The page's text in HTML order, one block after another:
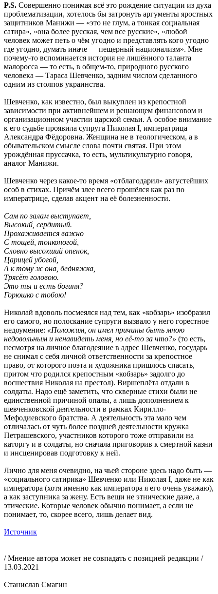
P.S. Совершенно понимая всё это рождение ситуации из духа
проблематизации, хотелось бы затронуть аргументы яростных
защитников Манижи — «это не глум, а тонкая социальная
сатира», «она более русская, чем все русские», «любой
человек может петь о чём угодно и представлять кого угодно
где угодно, думать иначе — пещерный национализм». Мне
почему-то вспоминается история не лишённого таланта
малоросса — то есть, в общем-то, природного русского
человека — Тараса Шевченко, задним числом сделанного
одним из столпов украинства.
Шевченко, как известно, был выкуплен из крепостной
зависимости при активнейшем и решающем финансовом и
организационном участии царской семьи. А особое внимание
к его судьбе проявила супруга Николая I, императрица
Александра Фёдоровна. Женщина не в теологическом, а в
обывательском смысле слова почти святая. При этом
урождённая пруссачка, то есть, мультикультурно говоря,
аналог Манижи.
Шевченко через какое-то время «отблагодарил» августейших
особ в стихах. Причём злее всего прошёлся как раз по
императрице, сделав акцент на её болезненности.
Сам по залам выступает,
Высокий, сердитый.
Прохаживается важно
С тощей, тонконогой,
Словно высохший опенок,
Царицей убогой,
А к тому ж она, бедняжка,
Трясёт головою.
Это ты и есть богиня?
Горюшко с тобою!
Николай вдоволь посмеялся над тем, как «кобзарь» изобразил
его самого, но полоскание супруги вызвало у него горестное
недоумение: «Положим, он имел причины быть мною
недовольным и ненавидеть меня, но её-то за что?» (то есть,
несмотря на личное благодеяние в адрес Шевченко, государь
не снимал с себя личной ответственности за крепостное
право, от которого поэта и художника пришлось спасать,
притом что родился крепостным «кобзарь» задолго до
восшествия Николая на престол). Виршеплёта отдали в
солдаты. Надо ещё заметить, что скверные стихи были не
единственной причиной опалы, а лишь дополнением к
шевченковской деятельности в рамках Кирилло-
Мефодиевского братства. А деятельность эта мало чем
отличалась от чуть более поздней деятельности кружка
Петрашевского, участников которого тоже отправили на
каторгу и в солдаты, но сначала приговорив к смертной казни
и инсценировав подготовку к ней.
Лично для меня очевидно, на чьей стороне здесь надо быть —
«социального сатирика» Шевченко или Николая I, даже не как
императора (хотя именно как императора я его очень уважаю),
а как заступника за жену. Есть вещи не этнические даже, а
этические. Которые человек обычно понимает, а если не
понимает, то, скорее всего, лишь делает вид.
Источник
/ Мнение автора может не совпадать с позицией редакции /
13.03.2021
Станислав Смагин